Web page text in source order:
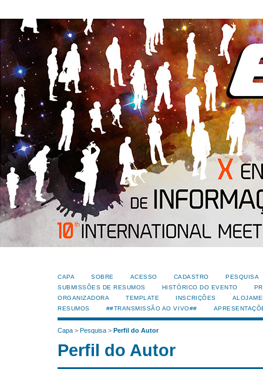
CAPA SOBRE ACESSO CADASTRO
PESQUISA
SUBMISSÕES DE RESUMOS
HISTÓRICO DO EVENTO
ORGANIZADORA
TEMPLATE INSCRIÇÕES
RESUMOS
##TRANSMISSÃO AO VIVO##
Capa > Pesquisa > Perfil do Autor
Perfil do Autor